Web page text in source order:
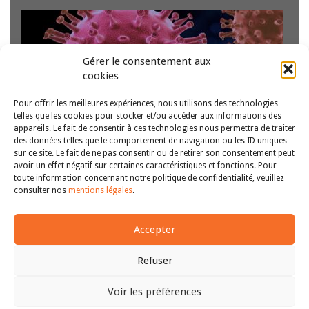
Gérer le consentement aux
cookies
Pour offrir les meilleures expériences, nous utilisons des technologies
telles que les cookies pour stocker et/ou accéder aux informations des
appareils. Le fait de consentir à ces technologies nous permettra de traiter
des données telles que le comportement de navigation ou les ID uniques
sur ce site. Le fait de ne pas consentir ou de retirer son consentement peut
avoir un effet négatif sur certaines caractéristiques et fonctions. Pour
toute information concernant notre politique de confidentialité, veuillez
consulter nos mentions légales.
Accepter
Refuser
Voir les préférences
Dans le contexte de la crise due au Covid-19, les étrangers
en situation irrégulière font face à une aggravation de
leurs conditions de vie. Alors que le confinement a
complexifié leur situation administrative, et que les
1